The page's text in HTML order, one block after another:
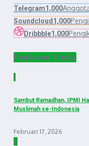
Telegram1,000
Soundcloud 1,000
Dribbble1,000
Featured Posts
1
Sambut Ramadhan, IPMI
Muslimah se-Indonesia
Februari 17, 2026
2